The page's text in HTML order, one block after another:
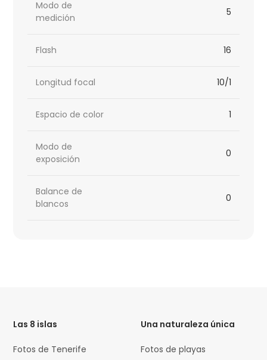
Modo de
medición
5
Flash 16
Longitud focal 10/1
Espacio de color 1
Modo de
exposición
0
Balance de
blancos
0
Las 8 islas
Fotos de Tenerife
Una naturaleza única
Fotos de playas